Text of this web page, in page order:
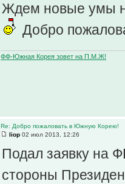
Ждем новые умы
Добро
ФФ-Южная Корея зовет на П.М.Ж!
Re: Добро пожаловать в Южную Корею!
liop 02 июл 2013, 12:26
Подал заявку на
стороны